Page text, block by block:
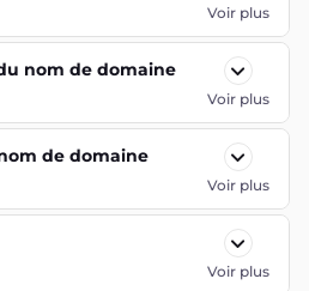
Voir plus
nom de domaine
Voir plus
de domaine
Voir plus
Voir plus